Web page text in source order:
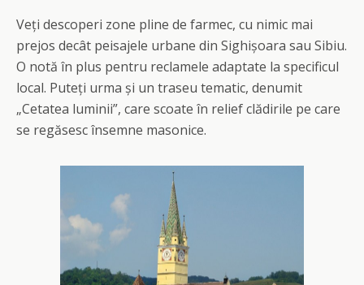
Veți descoperi zone pline de farmec, cu nimic mai
prejos decât peisajele urbane din Sighișoara sau Sibiu.
O notă în plus pentru reclamele adaptate la specificul
local. Puteți urma și un traseu tematic, denumit
„Cetatea luminii”, care scoate în relief clădirile pe care
se regăsesc însemne masonice.